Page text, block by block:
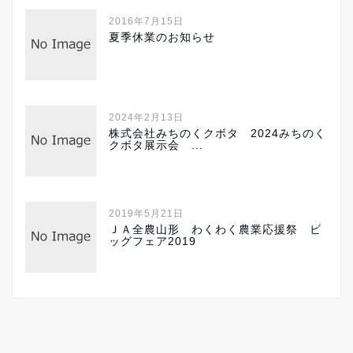
2016年7月15日
夏季休業のお知らせ
2024年2月13日
株式会社みちのくクボタ 2024みちのく
クボタ展示会 ...
2019年5月21日
ＪＡ全農山形 わくわく農業応援祭 ビ
ッグフェア2019